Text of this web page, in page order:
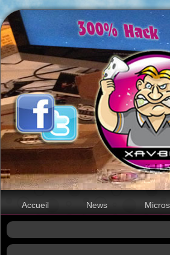
Accueil News